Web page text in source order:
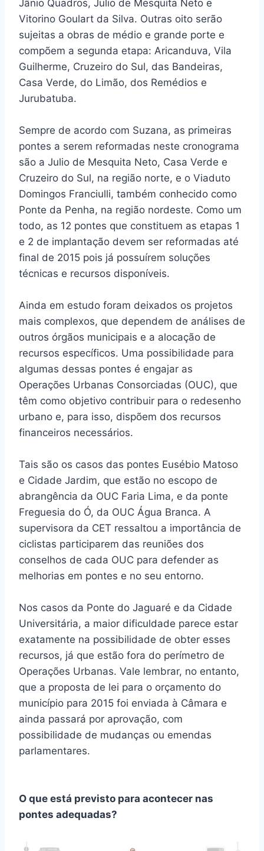
Jânio Quadros, Julio de Mesquita Neto e
Vitorino Goulart da Silva. Outras oito serão
sujeitas a obras de médio e grande porte e
compõem a segunda etapa: Aricanduva, Vila
Guilherme, Cruzeiro do Sul, das Bandeiras,
Casa Verde, do Limão, dos Remédios e
Jurubatuba.
Sempre de acordo com Suzana, as primeiras
pontes a serem reformadas neste cronograma
são a Julio de Mesquita Neto, Casa Verde e
Cruzeiro do Sul, na região norte, e o Viaduto
Domingos Franciulli, também conhecido como
Ponte da Penha, na região nordeste. Como um
todo, as 12 pontes que constituem as etapas 1
e 2 de implantação devem ser reformadas até
final de 2015 pois já possuírem soluções
técnicas e recursos disponíveis.
Ainda em estudo foram deixados os projetos
mais complexos, que dependem de análises de
outros órgãos municipais e a alocação de
recursos específicos. Uma possibilidade para
algumas dessas pontes é engajar as
Operações Urbanas Consorciadas (OUC), que
têm como objetivo contribuir para o redesenho
urbano e, para isso, dispõem dos recursos
financeiros necessários.
Tais são os casos das pontes Eusébio Matoso
e Cidade Jardim, que estão no escopo de
abrangência da OUC Faria Lima, e da ponte
Freguesia do Ó, da OUC Água Branca. A
supervisora da CET ressaltou a importância de
ciclistas participarem das reuniões dos
conselhos de cada OUC para defender as
melhorias em pontes e no seu entorno.
Nos casos da Ponte do Jaguaré e da Cidade
Universitária, a maior dificuldade parece estar
exatamente na possibilidade de obter esses
recursos, já que estão fora do perímetro de
Operações Urbanas. Vale lembrar, no entanto,
que a proposta de lei para o orçamento do
município para 2015 foi enviada à Câmara e
ainda passará por aprovação, com
possibilidade de mudanças ou emendas
parlamentares.
O que está previsto para acontecer nas
pontes adequadas?